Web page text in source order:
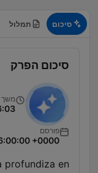
סיכום תמלול
סיכום הפרק
משך
פורסם
+0000
profundiza en